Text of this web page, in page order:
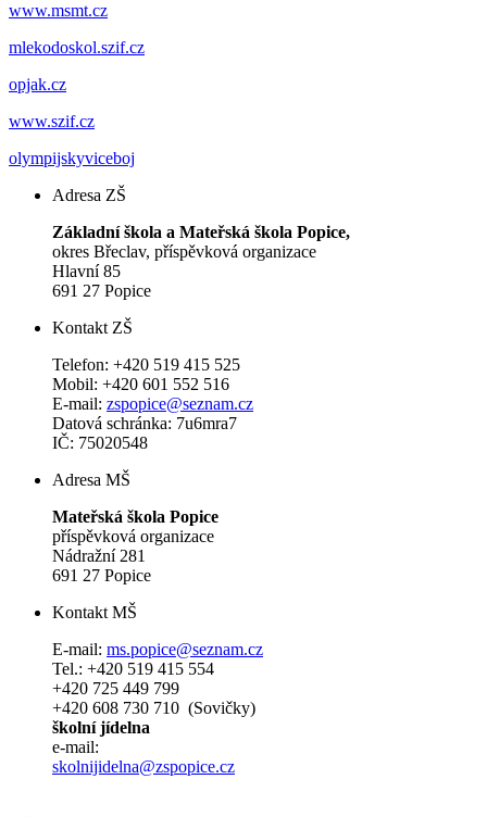
www.msmt.cz
mlekodoskol.szif.cz
opjak.cz
www.szif.cz
olympijskyviceboj
Adresa ZŠ
Základní škola a Mateřská škola Popice,
okres Břeclav, příspěvková organizace
Hlavní 85
691 27 Popice
Kontakt ZŠ
Telefon: +420 519 415 525
Mobil: +420 601 552 516
E-mail: zspopice@seznam.cz
Datová schránka: 7u6mra7
IČ: 75020548
Adresa MŠ
Mateřská škola Popice
příspěvková organizace
Nádražní 281
691 27 Popice
Kontakt MŠ
E-mail: ms.popice@seznam.cz
Tel.: +420 519 415 554
+420 725 449 799
+420 608 730 710 (Sovičky)
školní jídelna
e-mail:
skolnijidelna@zspopice.cz